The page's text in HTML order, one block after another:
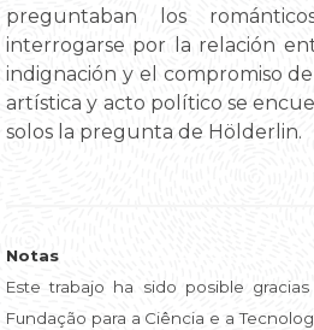
preguntaban los
interrogarse por la relación
indignación y el compromiso
artística y acto político se
solos la pregunta de Hölderlin.
Notas
Este trabajo ha sido posible
Fundação para a Ciência e a